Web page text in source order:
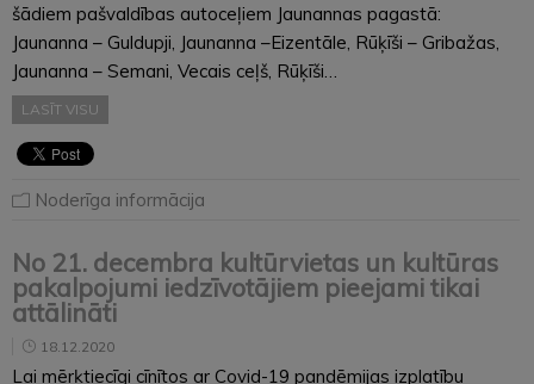
šādiem pašvaldības autoceļiem Jaunannas pagastā:
Jaunanna – Guldupji, Jaunanna –Eizentāle, Rūķīši – Gribažas,
Jaunanna – Semani, Vecais ceļš, Rūķīši…
LASĪT VISU
Noderīga informācija
No 21. decembra kultūrvietas un kultūras
pakalpojumi iedzīvotājiem pieejami tikai
attālināti
18.12.2020
Lai mērķtiecīgi cīnītos ar Covid-19 pandēmijas izplatību